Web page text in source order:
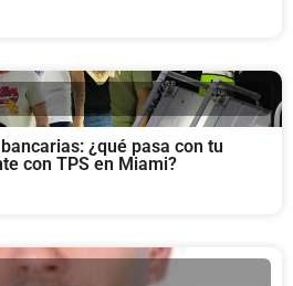
¿qué pasa con tu
con TPS en Miami?